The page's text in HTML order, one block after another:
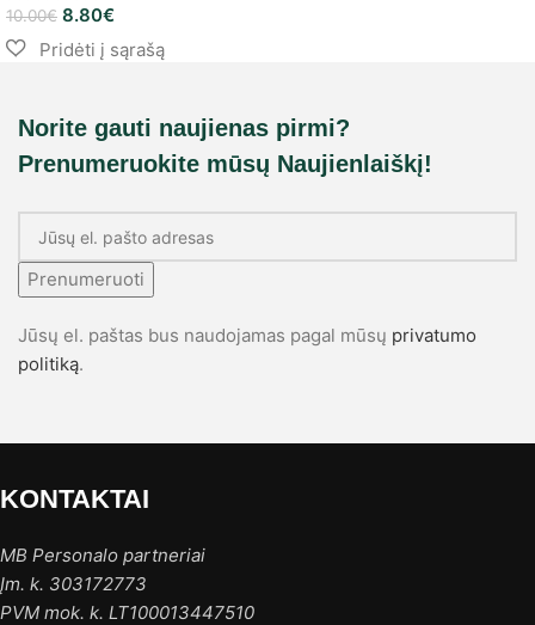
10.00€ 8.80€
Norite gauti naujienas pirmi?
Prenumeruokite mūsų Naujienlaiškį!
Prenumeruoti
Jūsų el. paštas bus naudojamas pagal mūsų privatumo
politiką.
KONTAKTAI
MB Personalo partneriai
Įm. k. 303172773
PVM mok. k. LT100013447510